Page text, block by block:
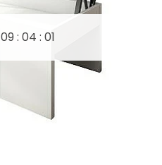
09 : 04 : 01